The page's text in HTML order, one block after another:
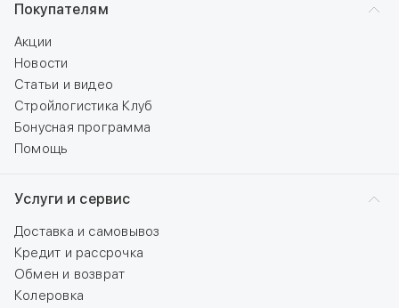
Покупателям
Акции
Новости
Статьи и видео
Стройлогистика Клуб
Бонусная программа
Помощь
Услуги и сервис
Доставка и самовывоз
Кредит и рассрочка
Обмен и возврат
Колеровка